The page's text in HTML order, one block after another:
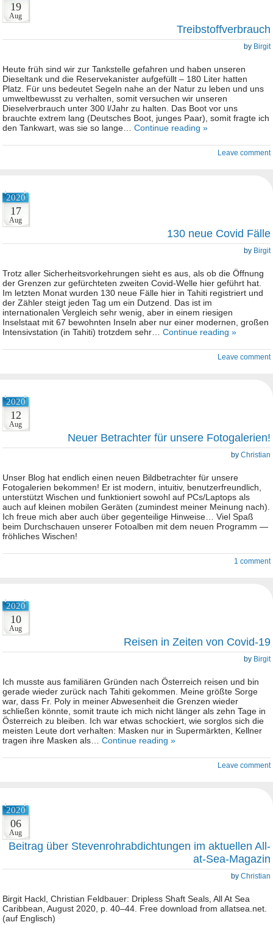
19
Aug
Treibstoffverbrauch
by Birgit
Heute früh sind wir zur Tankstelle gefahren und haben unseren
Dieseltank und die Reservekanister aufgefüllt – 180 Liter hatten
Platz. Für uns bedeutet Segeln nahe an der Natur zu leben und uns
umweltbewusst zu verhalten, somit versuchen wir unseren
Dieselverbrauch unter 300 l/Jahr zu halten. Das Boot vor uns
brauchte extrem lang (Deutsches Boot, junges Paar), somit fragte ich
den Tankwart, was sie so lange… Continue reading »
Leave comment
2020
17
Aug
130 neue Covid Fälle
by Birgit
Trotz aller Sicherheitsvorkehrungen sieht es aus, als ob die Öffnung
der Grenzen zur gefürchteten zweiten Covid-Welle hier geführt hat.
Im letzten Monat wurden 130 neue Fälle hier in Tahiti registriert und
der Zähler steigt jeden Tag um ein Dutzend. Das ist im
internationalen Vergleich sehr wenig, aber in einem riesigen
Inselstaat mit 67 bewohnten Inseln aber nur einer modernen, großen
Intensivstation (in Tahiti) trotzdem sehr… Continue reading »
Leave comment
2020
12
Aug
Neuer Betrachter für unsere Fotogalerien!
by Christian
Unser Blog hat endlich einen neuen Bildbetrachter für unsere
Fotogalerien bekommen! Er ist modern, intuitiv, benutzerfreundlich,
unterstützt Wischen und funktioniert sowohl auf PCs/Laptops als
auch auf kleinen mobilen Geräten (zumindest meiner Meinung nach).
Ich freue mich aber auch über gegenteilige Hinweise… Viel Spaß
beim Durchschauen unserer Fotoalben mit dem neuen Programm —
fröhliches Wischen!
1 comment
2020
10
Aug
Reisen in Zeiten von Covid-19
by Birgit
Ich musste aus familiären Gründen nach Österreich reisen und bin
gerade wieder zurück nach Tahiti gekommen. Meine größte Sorge
war, dass Fr. Poly in meiner Abwesenheit die Grenzen wieder
schließen könnte, somit traute ich mich nicht länger als zehn Tage in
Österreich zu bleiben. Ich war etwas schockiert, wie sorglos sich die
meisten Leute dort verhalten: Masken nur in Supermärkten, Kellner
tragen ihre Masken als… Continue reading »
Leave comment
2020
06
Aug
Beitrag über Stevenrohrabdichtungen im aktuellen All-
at-Sea-Magazin
by Christian
Birgit Hackl, Christian Feldbauer: Dripless Shaft Seals, All At Sea
Caribbean, August 2020, p. 40–44. Free download from allatsea.net.
(auf Englisch)